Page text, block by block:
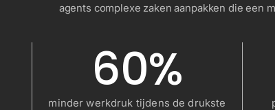
agents complexe zaken aanpakken die een
60%
minder werkdruk tijdens de drukste